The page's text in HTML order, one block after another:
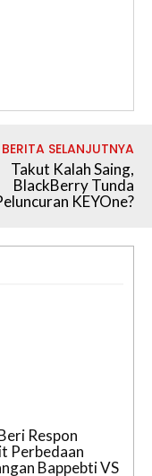
BERITA SELANJUTNYA
Takut Kalah Saing,
BlackBerry Tunda
KEYOne?
Respon
Perbedaan
Bappebti VS